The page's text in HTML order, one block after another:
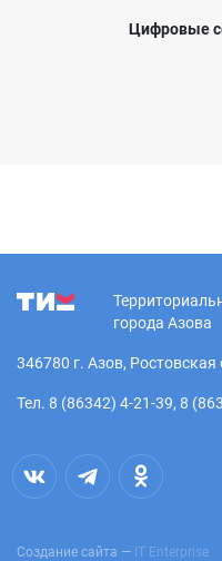
Цифровые
города Азова
346780 г. Азов,
Тел. 8 (86342) 4-21-39, 8
Создание сайта — IT Enterprise